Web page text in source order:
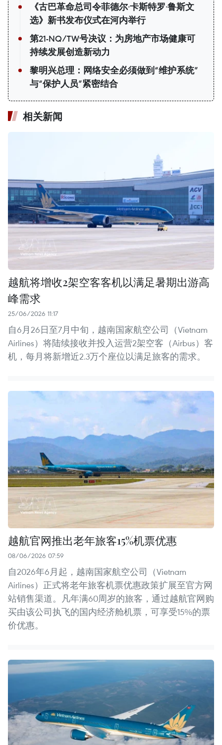
《古巴革命总司令菲德尔·卡斯特罗·鲁斯文
选》新书发布仪式在河内举行
第21-NQ/TW号决议：为房地产市场健康可
持续发展创造新动力
黎明兴总理：网络安全必须做到“维护系统”
与“保护人员”紧密结合
相关新闻
越航将增收2架空客客机以满足暑期出游高
峰需求
25/06/2026 11:17
自6月26日至7月中旬，越南国家航空公司（Vietnam
Airlines）将陆续接收并投入运营2架空客（Airbus）客
机，每月将新增近2.3万个座位以满足旅客的需求。
越航官网推出老年旅客15%机票优惠
08/06/2026 07:59
自2026年6月起，越南国家航空公司（Vietnam
Airlines）正式将老年旅客机票优惠政策扩展至官方网
站销售渠道。凡年满60周岁的旅客，通过越航官网购
买由该公司执飞的国内经济舱机票，可享受15%的票
价优惠。